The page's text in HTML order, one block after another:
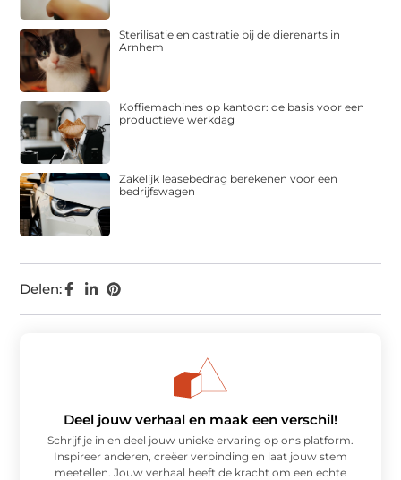
Delen:
Sterilisatie en castratie bij de dierenarts in
Arnhem
Koffiemachines op kantoor: de basis voor een
productieve werkdag
Zakelijk leasebedrag berekenen voor een
bedrijfswagen
Deel jouw verhaal en maak een verschil!
Schrijf je in en deel jouw unieke ervaring op ons platform.
Inspireer anderen, creëer verbinding en laat jouw stem
meetellen. Jouw verhaal heeft de kracht om een echte